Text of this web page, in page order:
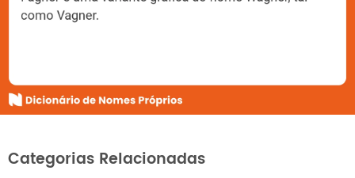
Categorias Relacionadas